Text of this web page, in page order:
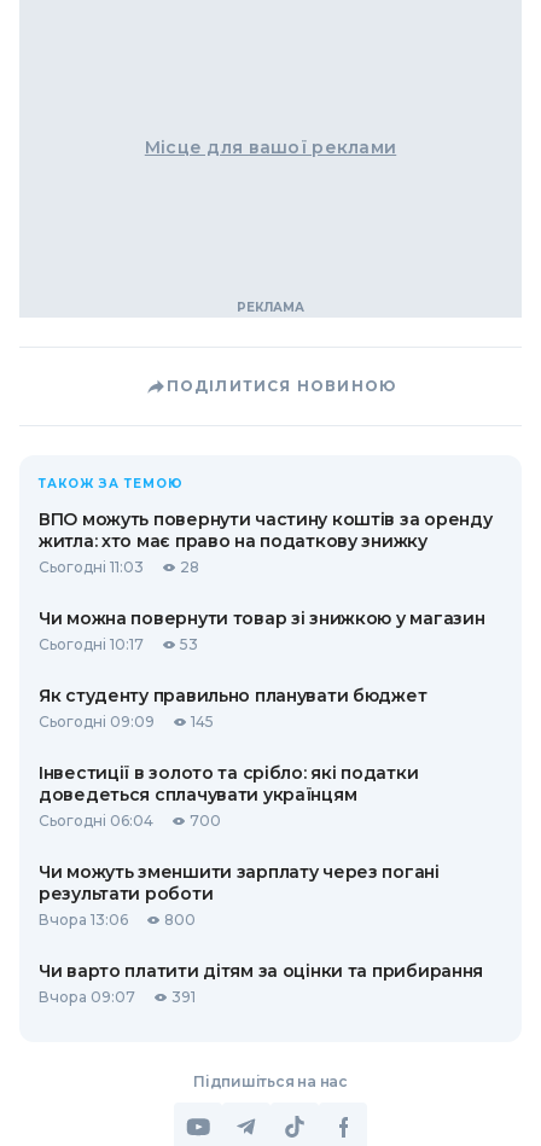
Місце для вашої реклами
ПОДІЛИТИСЯ НОВИНОЮ
ТАКОЖ ЗА ТЕМОЮ
ВПО можуть повернути частину коштів за оренду
житла: хто має право на податкову знижку
Сьогодні 11:03 28
Чи можна повернути товар зі знижкою у магазин
Сьогодні 10:17 53
Як студенту правильно планувати бюджет
Сьогодні 09:09 145
Інвестиції в золото та срібло: які податки
доведеться сплачувати українцям
Сьогодні 06:04 700
Чи можуть зменшити зарплату через погані
результати роботи
Вчора 13:06 800
Чи варто платити дітям за оцінки та прибирання
Вчора 09:07 391
Підпишіться на нас